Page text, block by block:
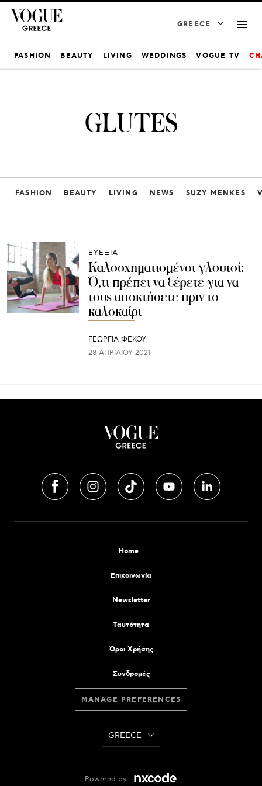
GREECE
FASHION BEAUTY LIVING WEDDINGS VOGUE TV
GLUTES
FASHION BEAUTY LIVING NEWS SUZY MENKES
ΕΥΕΞΙΑ
Καλοσχηματισμένοι γλουτοί:
Ό,τι πρέπει να ξέρετε για να
τους αποκτήσετε πριν το
καλοκαίρι
ΓΕΩΡΓΙΑ ΦΕΚΟΥ
28 ΑΠΡΙΛΊΟΥ 2021
Home
Επικοινωνία
Newsletter
Tαυτότητα
Όροι Χρήσης
Συνδρομές
MANAGE PREFERENCES
GREECE
Powered by